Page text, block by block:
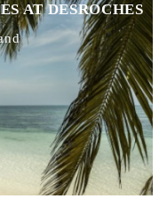
AT DESROCHES